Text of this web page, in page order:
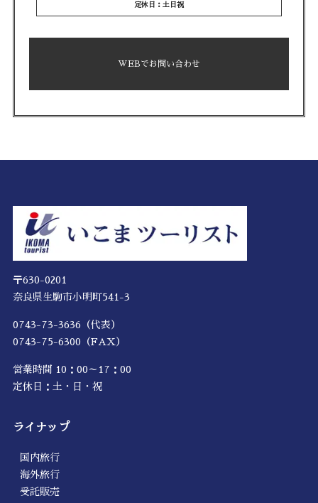
定休日：土日祝
WEBでお問い合わせ
〒630-0201
奈良県生駒市小明町541-3
0743-73-3636（代表）
0743-75-6300（FAX）
営業時間 10：00～17：00
定休日：土・日・祝
ライナップ
国内旅行
海外旅行
受託販売